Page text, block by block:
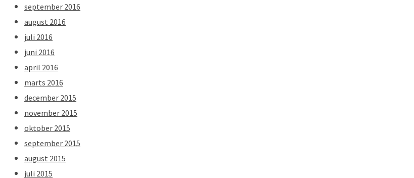
september 2016
august 2016
juli 2016
juni 2016
april 2016
marts 2016
december 2015
november 2015
oktober 2015
september 2015
august 2015
juli 2015